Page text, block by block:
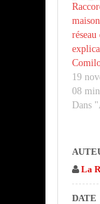
19
08 min
Dans
La
DATE